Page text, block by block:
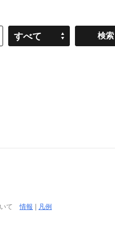
すべて
いて情報 凡例